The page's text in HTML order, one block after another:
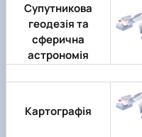
Супутникова
геодезія та
сферична
астрономія
Картографія